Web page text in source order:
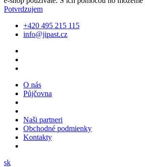
Potvrdzujem
+420 495 215 115
info@jipast.cz
O nás
Půjčovna
Naši partneri
Obchodné podmienky
Kontakty
sk